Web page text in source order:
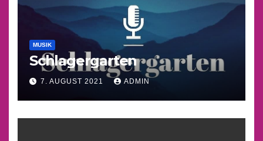
MUSIK
Schlagergarten
7. AUGUST 2021 ADMIN